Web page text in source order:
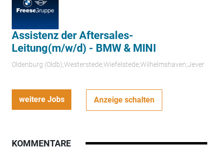
Assistenz der Aftersales-
Leitung(m/w/d) - BMW & MINI
Oldenburg (Oldb);Westerstede;Wiefelstede;Wilhelmshaven;Jever
weitere Jobs Anzeige schalten
KOMMENTARE